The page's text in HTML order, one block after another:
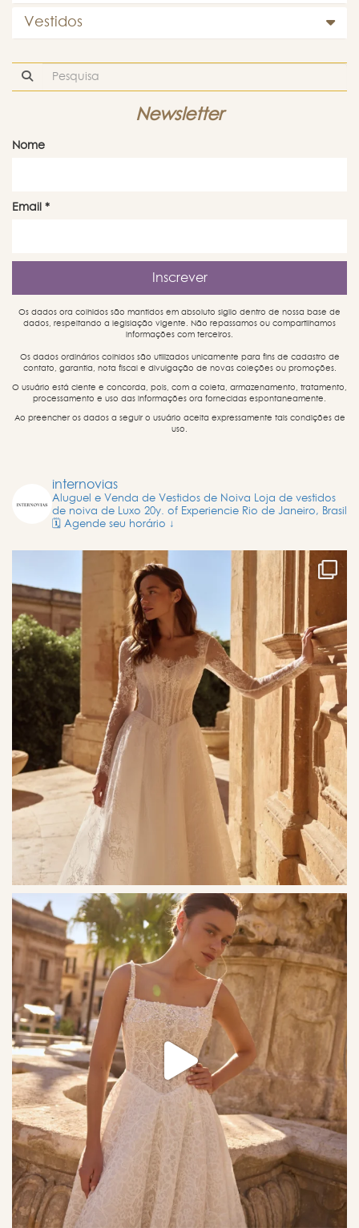
Vestidos
Newsletter
Nome
Email *
Os dados ora colhidos são mantidos em absoluto sigilo dentro de nossa base de
dados, respeitando a legislação vigente. Não repassamos ou compartilhamos
informações com terceiros.
Os dados ordinários colhidos são utilizados unicamente para fins de cadastro de
contato, garantia, nota fiscal e divulgação de novas coleções ou promoções.
O usuário está ciente e concorda, pois, com a coleta, armazenamento, tratamento,
processamento e uso das informações ora fornecidas espontaneamente.
Ao preencher os dados a seguir o usuário aceita expressamente tais condições de
uso.
internovias
Aluguel e Venda de Vestidos de Noiva Loja de vestidos
de noiva de Luxo 20y. of Experiencie Rio de Janeiro, Brasil
🗓️ Agende seu horário ↓